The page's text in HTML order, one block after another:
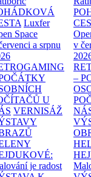
Luxfer
Space
a srpnu
U
VERNISÁŽ
je radost
v
–